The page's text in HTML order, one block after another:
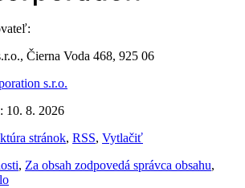
Čierna Voda 468, 925 06
s.r.o.
10. 8. 2026
stránok, RSS, Vytlačiť
, Za obsah zodpovedá správca obsahu,